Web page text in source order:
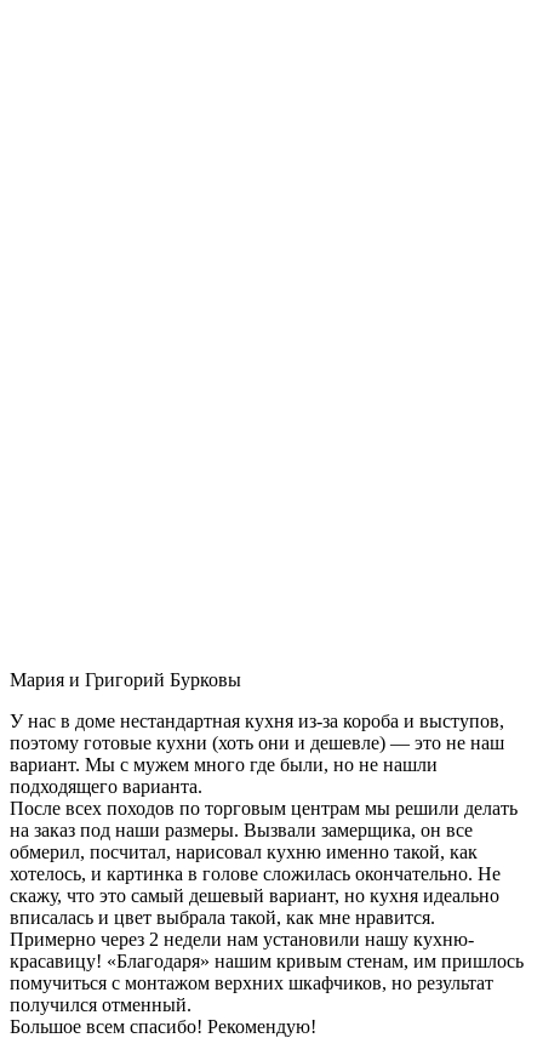
Мария и Григорий Бурковы
У нас в доме нестандартная кухня из-за короба и выступов,
поэтому готовые кухни (хоть они и дешевле) — это не наш
вариант. Мы с мужем много где были, но не нашли
подходящего варианта.
После всех походов по торговым центрам мы решили делать
на заказ под наши размеры. Вызвали замерщика, он все
обмерил, посчитал, нарисовал кухню именно такой, как
хотелось, и картинка в голове сложилась окончательно. Не
скажу, что это самый дешевый вариант, но кухня идеально
вписалась и цвет выбрала такой, как мне нравится.
Примерно через 2 недели нам установили нашу кухню-
красавицу! «Благодаря» нашим кривым стенам, им пришлось
помучиться с монтажом верхних шкафчиков, но результат
получился отменный.
Большое всем спасибо! Рекомендую!